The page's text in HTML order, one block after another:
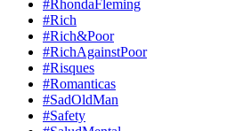
#RhondaFleming
#Rich
#Rich&Poor
#RichAgainstPoor
#Risques
#Romanticas
#SadOldMan
#Safety